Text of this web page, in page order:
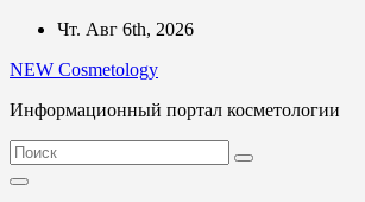
Перейти
содержимому
Чт. Авг 6th, 2026
NEW Cosmetology
Информационный портал косметологии